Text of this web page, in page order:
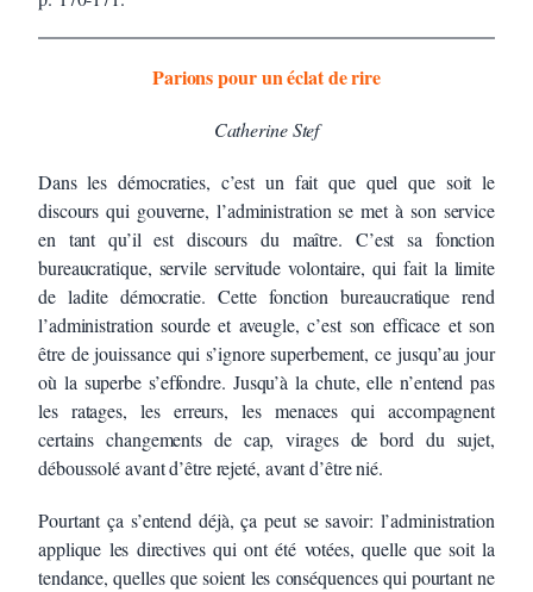
Parions pour un éclat de rire
Catherine Stef
Dans les démocraties, c’est un fait que quel que soit le
discours qui gouverne, l’administration se met à son service
en tant qu’il est discours du maître. C’est sa fonction
bureaucratique, servile servitude volontaire, qui fait la limite
de ladite démocratie. Cette fonction bureaucratique rend
l’administration sourde et aveugle, c’est son efficace et son
être de jouissance qui s’ignore superbement, ce jusqu’au jour
où la superbe s’effondre. Jusqu’à la chute, elle n’entend pas
les ratages, les erreurs, les menaces qui accompagnent
certains changements de cap, virages de bord du sujet,
déboussolé avant d’être rejeté, avant d’être nié.
Pourtant ça s’entend déjà, ça peut se savoir: l’administration
applique les directives qui ont été votées, quelle que soit la
tendance, quelles que soient les conséquences qui pourtant ne